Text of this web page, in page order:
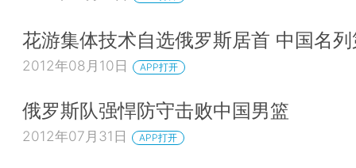
花游集体技术自选俄罗斯居首 中国名
2012年08月10日 APP打开
俄罗斯队强悍防守击败中国男篮
2012年07月31日 APP打开